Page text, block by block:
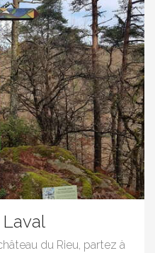
Laval
du Rieu, partez à